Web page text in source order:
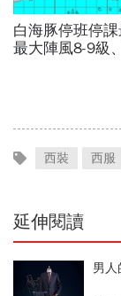
白海豚停班停
最大陣風8-9級
西裝 西服
延伸閱讀
男人